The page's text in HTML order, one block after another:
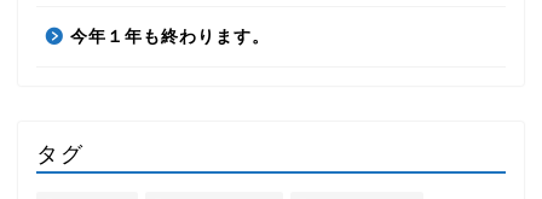
今年１年も終わります。
タグ